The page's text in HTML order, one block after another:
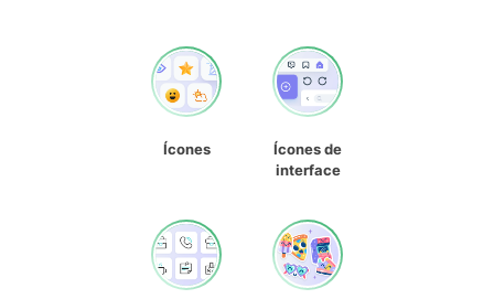
Ícones
Ícones de
interface